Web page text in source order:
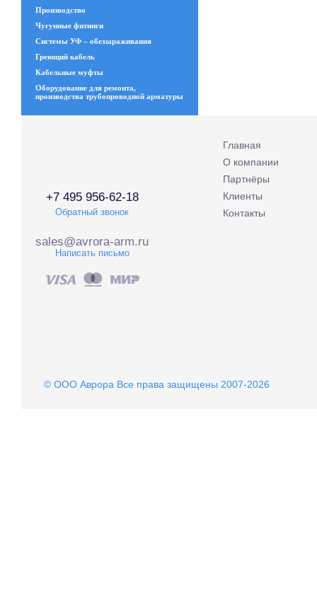
Производство
Чугунные фитинги
Системы УФ – обеззараживания
Греющий кабель
Кабельные муфты
Оборудование для ремонта,
производства трубопроводной арматуры
+7 495 956-62-18
Обратный звонок
sales@avrora-arm.ru
Написать письмо
Главная
О компании
Партнёры
Клиенты
Контакты
© OOO Аврора Все права защищены 2007-2026